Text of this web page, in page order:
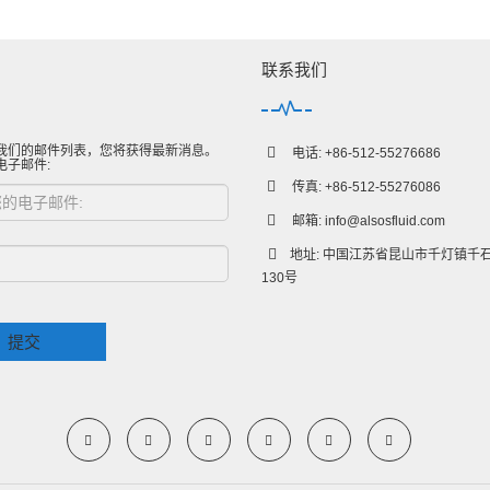
们的邮件列表，您将获得最新消息。
子邮件:
提交
联系我们
电话: +86-512-55276686
传真: +86-512-55276086
邮箱: info@alsosfluid.com
地址: 中国江苏省昆山市千灯镇千
130号